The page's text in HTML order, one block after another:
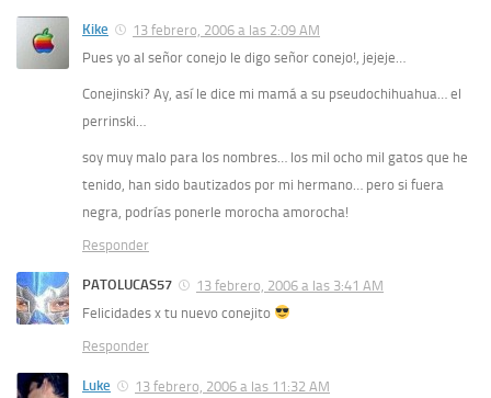
Kike
13 febrero, 2006 a las 2:09 AM
Pues yo al señor conejo le digo señor conejo!, jejeje…
Conejinski? Ay, así le dice mi mamá a su pseudochihuahua… el
perrinski…
soy muy malo para los nombres… los mil ocho mil gatos que he
tenido, han sido bautizados por mi hermano… pero si fuera
negra, podrías ponerle morocha amorocha!
Responder
PATOLUCAS57
13 febrero, 2006 a las 3:41 AM
Felicidades x tu nuevo conejito
Responder
Luke
13 febrero, 2006 a las 11:32 AM